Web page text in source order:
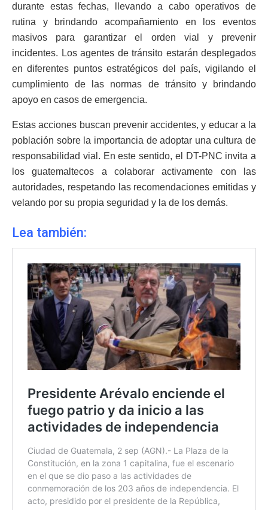
durante estas fechas, llevando a cabo operativos de
rutina y brindando acompañamiento en los eventos
masivos para garantizar el orden vial y prevenir
incidentes. Los agentes de tránsito estarán desplegados
en diferentes puntos estratégicos del país, vigilando el
cumplimiento de las normas de tránsito y brindando
apoyo en casos de emergencia.
Estas acciones buscan prevenir accidentes, y educar a la
población sobre la importancia de adoptar una cultura de
responsabilidad vial. En este sentido, el DT-PNC invita a
los guatemaltecos a colaborar activamente con las
autoridades, respetando las recomendaciones emitidas y
velando por su propia seguridad y la de los demás.
Lea también: